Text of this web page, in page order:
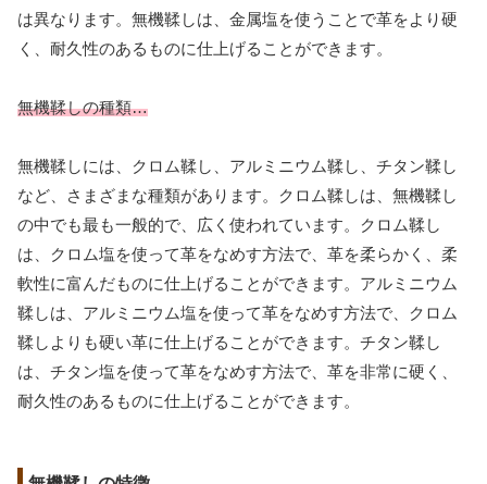
は異なります。無機鞣しは、金属塩を使うことで革をより硬
く、耐久性のあるものに仕上げることができます。
無機鞣しの種類…
無機鞣しには、クロム鞣し、アルミニウム鞣し、チタン鞣し
など、さまざまな種類があります。クロム鞣しは、無機鞣し
の中でも最も一般的で、広く使われています。クロム鞣し
は、クロム塩を使って革をなめす方法で、革を柔らかく、柔
軟性に富んだものに仕上げることができます。アルミニウム
鞣しは、アルミニウム塩を使って革をなめす方法で、クロム
鞣しよりも硬い革に仕上げることができます。チタン鞣し
は、チタン塩を使って革をなめす方法で、革を非常に硬く、
耐久性のあるものに仕上げることができます。